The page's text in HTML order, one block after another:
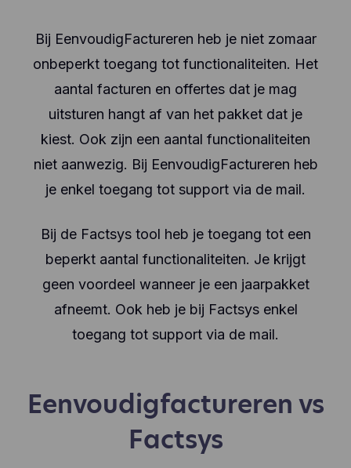
Bij EenvoudigFactureren heb je niet zomaar
onbeperkt toegang tot functionaliteiten. Het
aantal facturen en offertes dat je mag
uitsturen hangt af van het pakket dat je
kiest. Ook zijn een aantal functionaliteiten
niet aanwezig. Bij EenvoudigFactureren heb
je enkel toegang tot support via de mail.
Bij de Factsys tool heb je toegang tot een
beperkt aantal functionaliteiten. Je krijgt
geen voordeel wanneer je een jaarpakket
afneemt. Ook heb je bij Factsys enkel
toegang tot support via de mail.
Eenvoudigfactureren vs
Factsys